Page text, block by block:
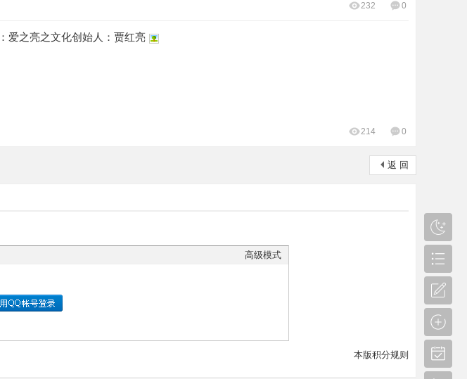
0
232
爱之亮之文化创始人：贾红亮
0
214
返 回
高级模式
本版积分规则